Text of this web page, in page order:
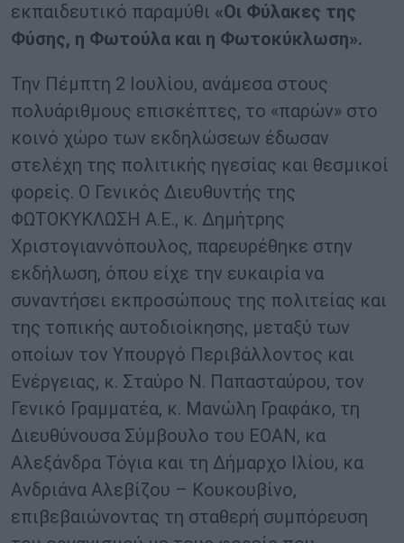
εκπαιδευτικό παραμύθι «Οι Φύλακες της
Φύσης, η Φωτούλα και η Φωτοκύκλωση».
Την Πέμπτη 2 Ιουλίου, ανάμεσα στους
πολυάριθμους επισκέπτες, το «παρών» στο
κοινό χώρο των εκδηλώσεων έδωσαν
στελέχη της πολιτικής ηγεσίας και θεσμικοί
φορείς. Ο Γενικός Διευθυντής της
ΦΩΤΟΚΥΚΛΩΣΗ Α.Ε., κ. Δημήτρης
Χριστογιαννόπουλος, παρευρέθηκε στην
εκδήλωση, όπου είχε την ευκαιρία να
συναντήσει εκπροσώπους της πολιτείας και
της τοπικής αυτοδιοίκησης, μεταξύ των
οποίων τον Υπουργό Περιβάλλοντος και
Ενέργειας, κ. Σταύρο Ν. Παπασταύρου, τον
Γενικό Γραμματέα, κ. Μανώλη Γραφάκο, τη
Διευθύνουσα Σύμβουλο του ΕΟΑΝ, κα
Αλεξάνδρα Τόγια και τη Δήμαρχο Ιλίου, κα
Ανδριάνα Αλεβίζου – Κουκουβίνο,
επιβεβαιώνοντας τη σταθερή συμπόρευση